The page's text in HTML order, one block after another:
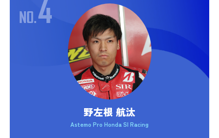
野左根 航汰
Astemo Pro Honda SI Racing